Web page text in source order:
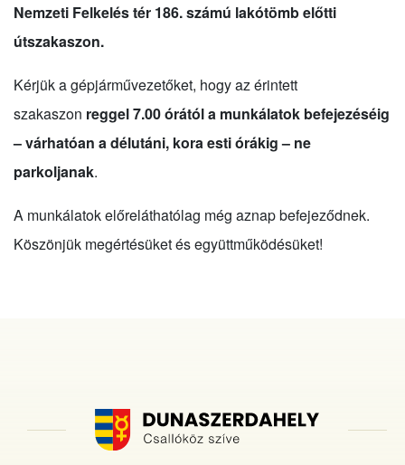
Nemzeti Felkelés tér 186. számú lakótömb előtti
útszakaszon.
Kérjük a gépjárművezetőket, hogy az érintett
szakaszon reggel 7.00 órától a munkálatok befejezéséig
– várhatóan a délutáni, kora esti órákig – ne
parkoljanak.
A munkálatok előreláthatólag még aznap befejeződnek.
Köszönjük megértésüket és együttműködésüket!